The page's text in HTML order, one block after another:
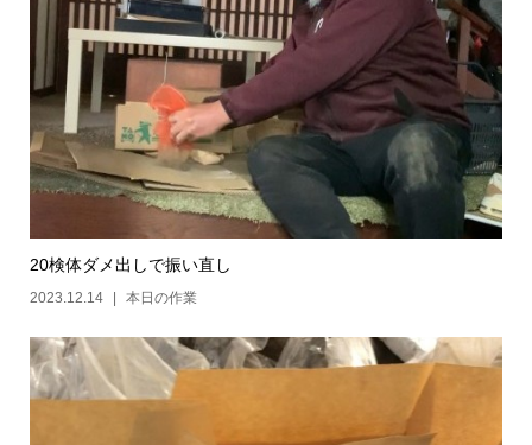
20検体ダメ出しで振い直し
2023.12.14 本日の作業